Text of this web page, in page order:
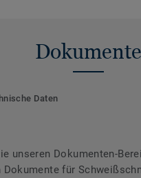
Dokumente
Daten
unseren Dokumenten-
Dokumente für